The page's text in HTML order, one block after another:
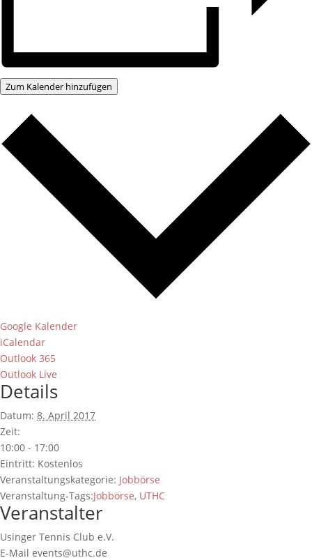
Zum Kalender hinzufügen
Google Kalender
iCalendar
Outlook 365
Outlook Live
Details
Datum: 8. April 2017
Zeit:
10:00 - 17:00
Eintritt: Kostenlos
Veranstaltungskategorie: Jobbörse
Veranstaltung-Tags:Jobbörse, UTHC
Veranstalter
Usinger Tennis Club e.V.
E-Mail events@uthc.de